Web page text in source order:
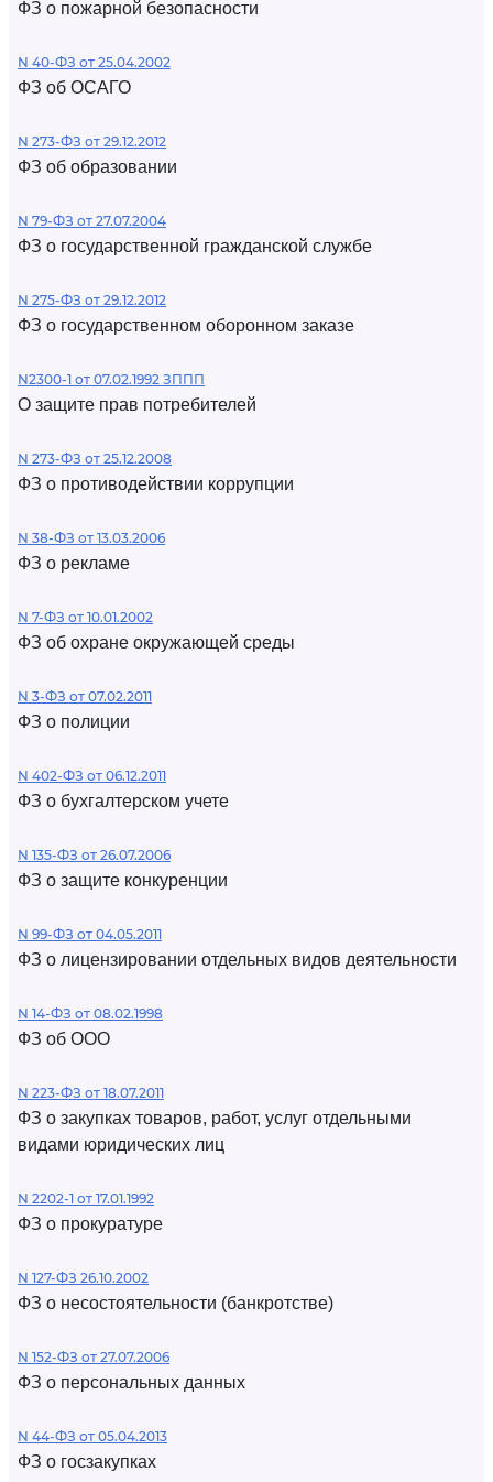
ФЗ о пожарной безопасности
N 40-ФЗ от 25.04.2002
ФЗ об ОСАГО
N 273-ФЗ от 29.12.2012
ФЗ об образовании
N 79-ФЗ от 27.07.2004
ФЗ о государственной гражданской службе
N 275-ФЗ от 29.12.2012
ФЗ о государственном оборонном заказе
N2300-1 от 07.02.1992 ЗППП
О защите прав потребителей
N 273-ФЗ от 25.12.2008
ФЗ о противодействии коррупции
N 38-ФЗ от 13.03.2006
ФЗ о рекламе
N 7-ФЗ от 10.01.2002
ФЗ об охране окружающей среды
N 3-ФЗ от 07.02.2011
ФЗ о полиции
N 402-ФЗ от 06.12.2011
ФЗ о бухгалтерском учете
N 135-ФЗ от 26.07.2006
ФЗ о защите конкуренции
N 99-ФЗ от 04.05.2011
ФЗ о лицензировании отдельных видов деятельности
N 14-ФЗ от 08.02.1998
ФЗ об ООО
N 223-ФЗ от 18.07.2011
ФЗ о закупках товаров, работ, услуг отдельными
видами юридических лиц
N 2202-1 от 17.01.1992
ФЗ о прокуратуре
N 127-ФЗ 26.10.2002
ФЗ о несостоятельности (банкротстве)
N 152-ФЗ от 27.07.2006
ФЗ о персональных данных
N 44-ФЗ от 05.04.2013
ФЗ о госзакупках